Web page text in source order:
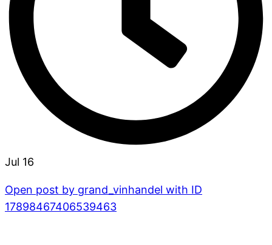
Jul 16
Open post by grand_vinhandel with ID
17898467406539463